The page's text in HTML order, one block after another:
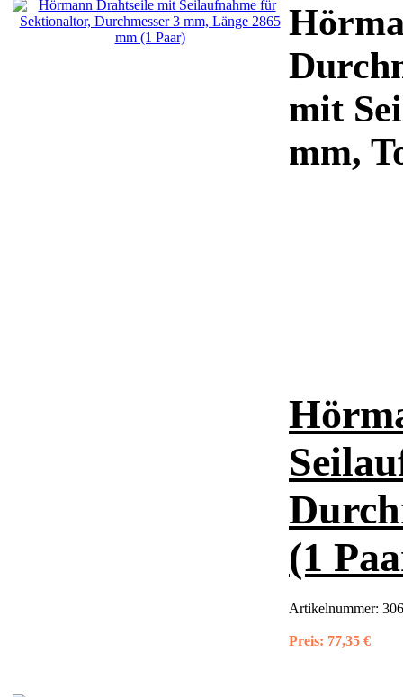
mit
mm,
(1
Artikelnummer:
Preis: 77,35 €